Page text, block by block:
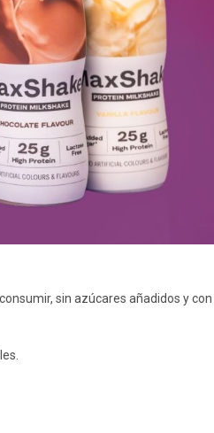
sin azúcares añadidos y con